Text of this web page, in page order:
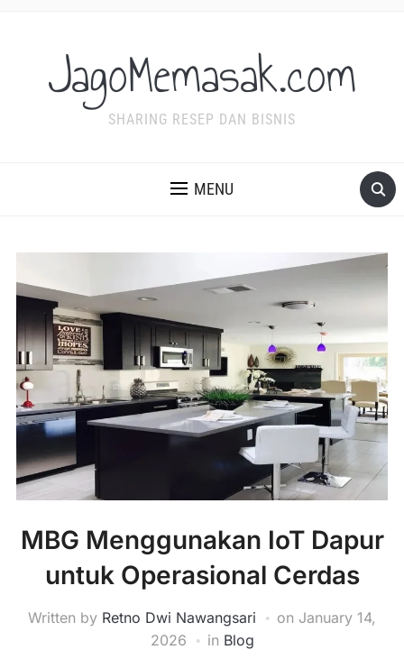
JagoMemasak.com
SHARING RESEP DAN BISNIS
MENU
MBG Menggunakan IoT Dapur
untuk Operasional Cerdas
Written by Retno Dwi Nawangsari on January 14,
2026
in Blog